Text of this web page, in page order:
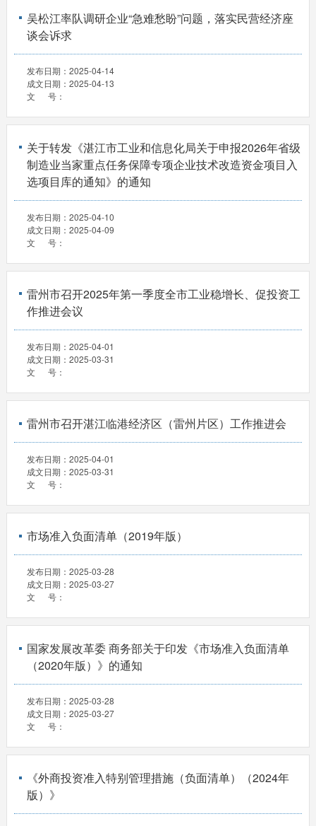
吴松江率队调研企业“急难愁盼”问题，落实民营经济座
谈会诉求
发布日期： 2025-04-14
成文日期： 2025-04-13
文 号：
关于转发《湛江市工业和信息化局关于申报2026年省级
制造业当家重点任务保障专项企业技术改造资金项目入
选项目库的通知》的通知
发布日期： 2025-04-10
成文日期： 2025-04-09
文 号：
雷州市召开2025年第一季度全市工业稳增长、促投资工
作推进会议
发布日期： 2025-04-01
成文日期： 2025-03-31
文 号：
雷州市召开湛江临港经济区（雷州片区）工作推进会
发布日期： 2025-04-01
成文日期： 2025-03-31
文 号：
市场准入负面清单（2019年版）
发布日期： 2025-03-28
成文日期： 2025-03-27
文 号：
国家发展改革委 商务部关于印发《市场准入负面清单
（2020年版）》的通知
发布日期： 2025-03-28
成文日期： 2025-03-27
文 号：
《外商投资准入特别管理措施（负面清单）（2024年
版）》